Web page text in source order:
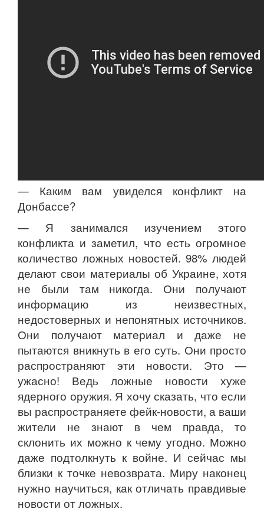
— Каким вам увиделся конфликт на
Донбассе?
— Я занимался изучением этого
конфликта и заметил, что есть огромное
количество ложных новостей. 98% людей
делают свои материалы об Украине, хотя
не были там никогда. Они получают
информацию из неизвестных,
недостоверных и непонятных источников.
Они получают материал и даже не
пытаются вникнуть в его суть. Они просто
распространяют эти новости. Это —
ужасно! Ведь ложные новости хуже
ядерного оружия. Я хочу сказать, что если
вы распространяете фейк-новости, а ваши
жители не знают в чем правда, то
склонить их можно к чему угодно. Можно
даже подтолкнуть к войне. И сейчас мы
близки к точке невозврата. Миру наконец
нужно научиться, как отличать правдивые
новости от ложных.